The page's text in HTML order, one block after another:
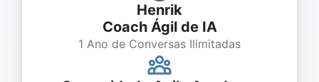
Henrik
Coach Ágil de IA
1 Ano de Conversas Ilimitadas